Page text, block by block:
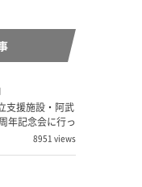
支援施設・阿武
年記念会に行っ
8951 views